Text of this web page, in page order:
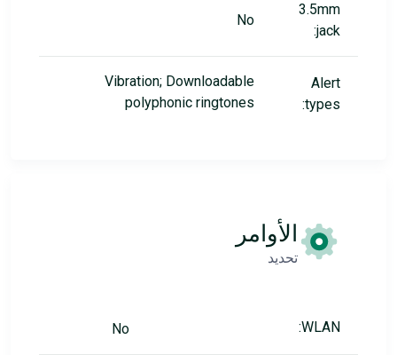
3.5mm
jack:
No
Alert
types:
Vibration; Downloadable
polyphonic ringtones
الأوامر
تحديد
WLAN:
No